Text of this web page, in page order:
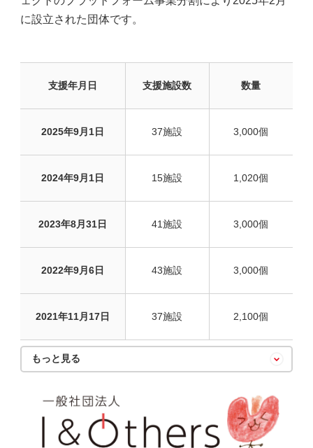
に設立された団体です。
支援年月日 支援施設数 数量
2025年9月1日 37施設 3,000個
2024年9月1日 15施設 1,020個
2023年8月31日 41施設 3,000個
2022年9月6日 43施設 3,000個
2021年11月17日 37施設 2,100個
もっと見る